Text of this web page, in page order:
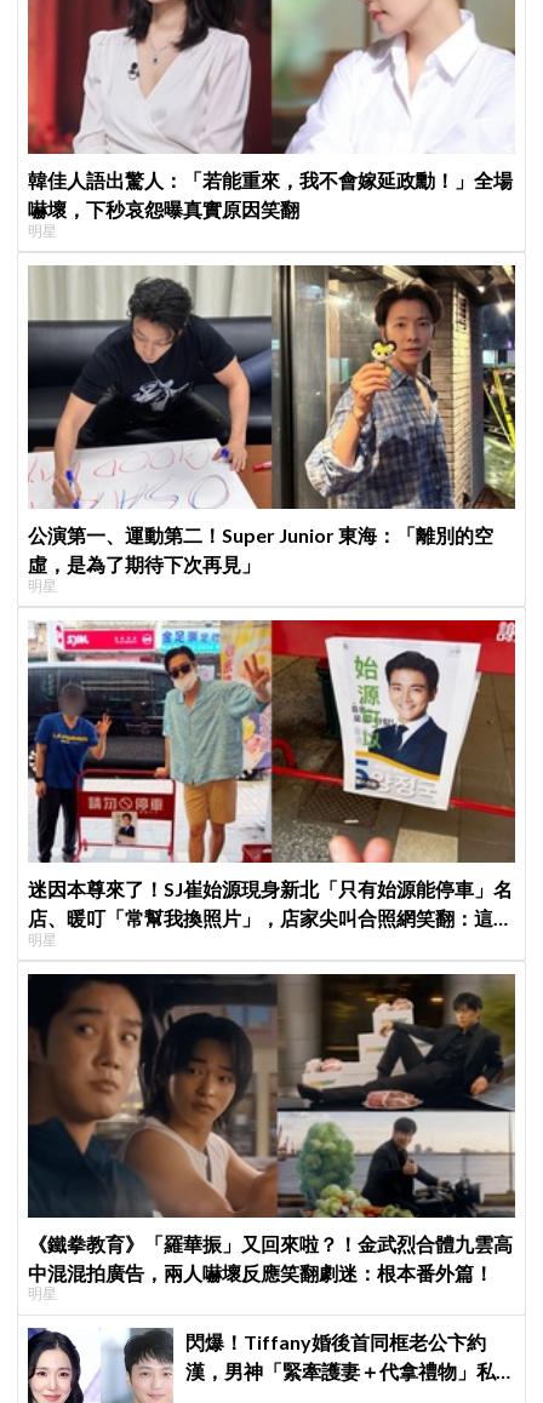
韓佳人語出驚人：「若能重來，我不會嫁延政勳！」全場
嚇壞，下秒哀怨曝真實原因笑翻
明星
公演第一、運動第二！Super Junior 東海：「離別的空
虛，是為了期待下次再見」
明星
迷因本尊來了！SJ崔始源現身新北「只有始源能停車」名
店、暖叮「常幫我換照片」，店家尖叫合照網笑翻：這輩
子不能脫粉了
明星
《鐵拳教育》「羅華振」又回來啦？！金武烈合體九雲高
中混混拍廣告，兩人嚇壞反應笑翻劇迷：根本番外篇！
明星
閃爆！Tiffany婚後首同框老公卞約
漢，男神「緊牽護妻＋代拿禮物」私